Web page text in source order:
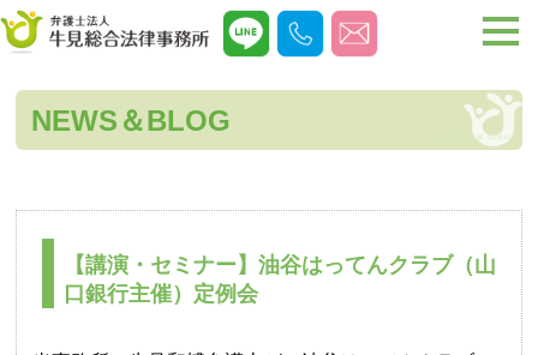
NEWS＆BLOG
【講演・セミナー】油谷はってんクラブ（山
口銀行主催）定例会